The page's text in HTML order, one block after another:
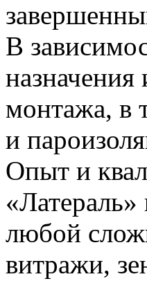
В
монтажа, в
и
Опыт и
любой
витражи,